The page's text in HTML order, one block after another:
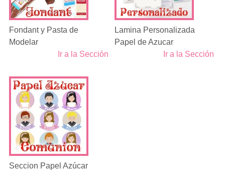
Fondant y Pasta de
Modelar
Ir a la Sección
Lamina Personalizada
Papel de Azucar
Ir a la Sección
Seccion Papel Azúcar